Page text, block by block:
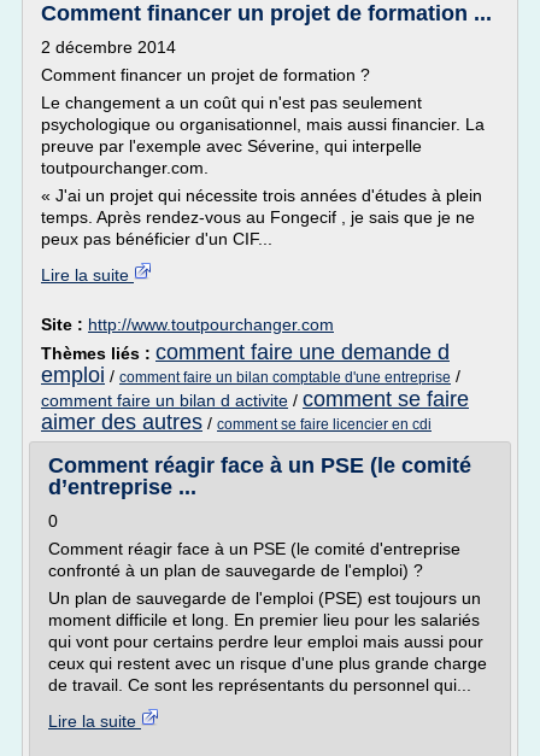
Comment financer un projet de formation ...
2 décembre 2014
Comment financer un projet de formation ?
Le changement a un coût qui n'est pas seulement
psychologique ou organisationnel, mais aussi financier. La
preuve par l'exemple avec Séverine, qui interpelle
toutpourchanger.com.
« J'ai un projet qui nécessite trois années d'études à plein
temps. Après rendez-vous au Fongecif , je sais que je ne
peux pas bénéficier d'un CIF...
Lire la suite
Site : http://www.toutpourchanger.com
Thèmes liés : comment faire une demande d
emploi / comment faire un bilan comptable d'une entreprise /
comment faire un bilan d activite / comment se faire
aimer des autres / comment se faire licencier en cdi
Comment réagir face à un PSE (le comité
d’entreprise ...
0
Comment réagir face à un PSE (le comité d'entreprise
confronté à un plan de sauvegarde de l'emploi) ?
Un plan de sauvegarde de l'emploi (PSE) est toujours un
moment difficile et long. En premier lieu pour les salariés
qui vont pour certains perdre leur emploi mais aussi pour
ceux qui restent avec un risque d'une plus grande charge
de travail. Ce sont les représentants du personnel qui...
Lire la suite